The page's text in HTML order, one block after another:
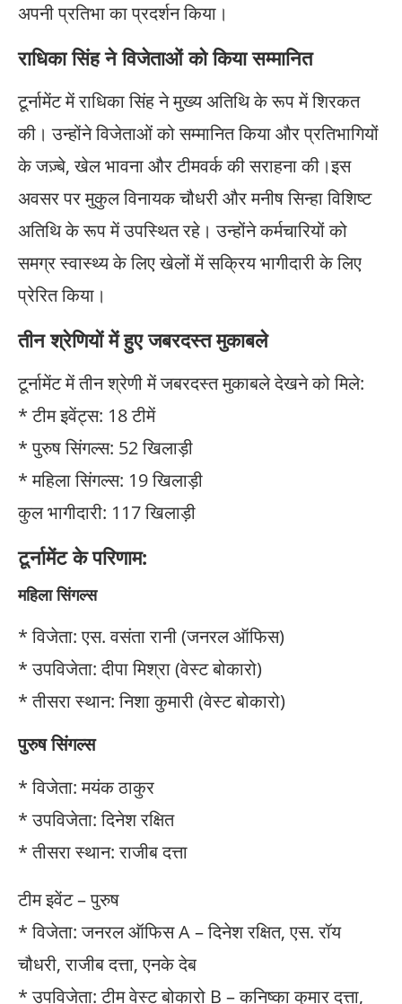
अपनी प्रतिभा का प्रदर्शन किया।
राधिका सिंह ने विजेताओं को किया सम्मानित
टूर्नामेंट में राधिका सिंह ने मुख्य अतिथि के रूप में शिरकत
की। उन्होंने विजेताओं को सम्मानित किया और प्रतिभागियों
के जज़्बे, खेल भावना और टीमवर्क की सराहना की।इस
अवसर पर मुकुल विनायक चौधरी और मनीष सिन्हा विशिष्ट
अतिथि के रूप में उपस्थित रहे। उन्होंने कर्मचारियों को
समग्र स्वास्थ्य के लिए खेलों में सक्रिय भागीदारी के लिए
प्रेरित किया।
तीन श्रेणियों में हुए जबरदस्त मुकाबले
टूर्नामेंट में तीन श्रेणी में जबरदस्त मुकाबले देखने को मिले:
* टीम इवेंट्स: 18 टीमें
* पुरुष सिंगल्स: 52 खिलाड़ी
* महिला सिंगल्स: 19 खिलाड़ी
कुल भागीदारी: 117 खिलाड़ी
टूर्नामेंट के परिणाम:
महिला सिंगल्स
* विजेता: एस. वसंता रानी (जनरल ऑफिस)
* उपविजेता: दीपा मिश्रा (वेस्ट बोकारो)
* तीसरा स्थान: निशा कुमारी (वेस्ट बोकारो)
पुरुष सिंगल्स
* विजेता: मयंक ठाकुर
* उपविजेता: दिनेश रक्षित
* तीसरा स्थान: राजीब दत्ता
टीम इवेंट – पुरुष
* विजेता: जनरल ऑफिस A – दिनेश रक्षित, एस. रॉय
चौधरी, राजीब दत्ता, एनके देब
* उपविजेता: टीम वेस्ट बोकारो B – कनिष्का कुमार दत्ता,